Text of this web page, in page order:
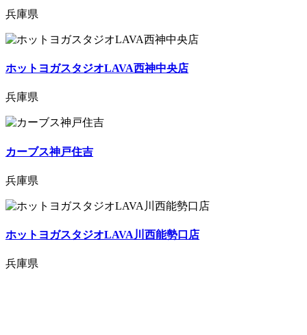
兵庫県
ホットヨガスタジオLAVA西神中央店
兵庫県
カーブス神戸住吉
兵庫県
ホットヨガスタジオLAVA川西能勢口店
兵庫県